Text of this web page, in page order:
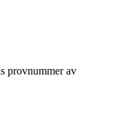
provnummer av